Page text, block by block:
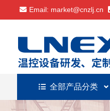
Email: market@cnzlj.cn
全部产品分类